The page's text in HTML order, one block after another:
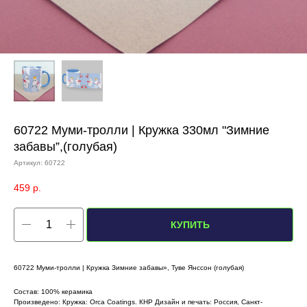
60722 Муми-тролли | Кружка 330мл "Зимние
забавы”,(голубая)
Артикул: 60722
459 р.
КУПИТЬ
60722 Муми-тролли | Кружка Зимние забавы», Туве Янссон (голубая)
Состав: 100% керамика
Произведено: Кружка: Orca Coatings. КНР Дизайн и печать: Россия, Санкт-